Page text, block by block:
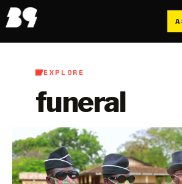
EXPLORE
funeral